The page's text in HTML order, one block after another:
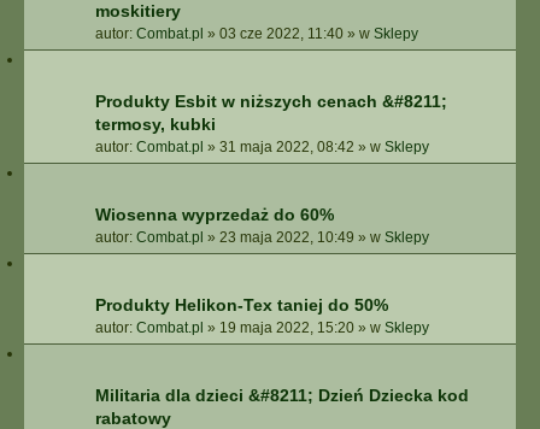
moskitiery
autor: Combat.pl » 03 cze 2022, 11:40 » w Sklepy
Produkty Esbit w niższych cenach &#8211;
termosy, kubki
autor: Combat.pl » 31 maja 2022, 08:42 » w Sklepy
Wiosenna wyprzedaż do 60%
autor: Combat.pl » 23 maja 2022, 10:49 » w Sklepy
Produkty Helikon-Tex taniej do 50%
autor: Combat.pl » 19 maja 2022, 15:20 » w Sklepy
Militaria dla dzieci &#8211; Dzień Dziecka kod
rabatowy